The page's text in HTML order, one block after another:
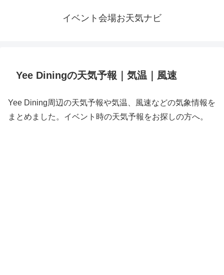
イベント会場お天気ナビ
Yee Diningの天気予報｜気温｜風速
Yee Dining周辺の天気予報や気温、風速などの気象情報を
まとめました。イベント時の天気予報をお探しの方へ。